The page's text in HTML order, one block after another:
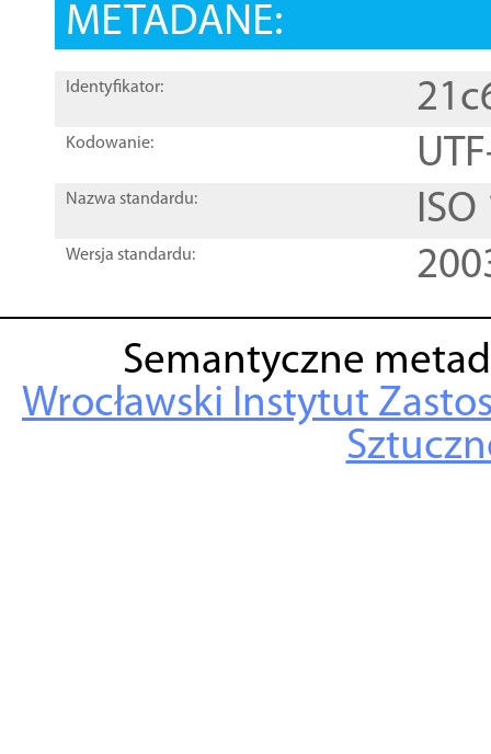
METADANE:
Identyfikator:
Kodowanie:
Nazwa standardu:
Wersja standardu:
Semantyczne
Wrocławski Instytut